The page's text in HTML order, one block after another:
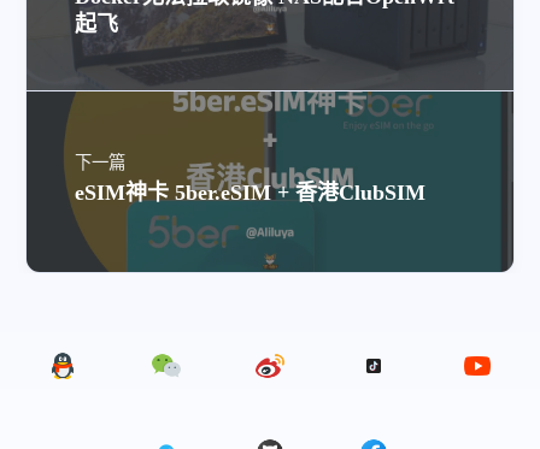
起飞
下一篇
eSIM神卡 5ber.eSIM + 香港ClubSIM